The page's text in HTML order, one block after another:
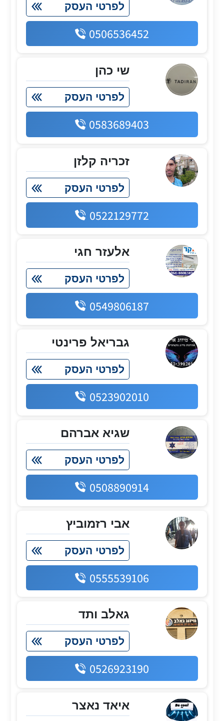
לפרטי העסק
0506536452
שי כהן
לפרטי העסק
0583689403
זכריה קלזן
לפרטי העסק
0522129772
אלעזר חגי
לפרטי העסק
0549806187
גבריאל פרינטי
לפרטי העסק
0523902010
שגיא אברהם
לפרטי העסק
0508890914
אבי רזמוביץ
לפרטי העסק
0555539106
גאלב ותד
לפרטי העסק
0526923190
איאד נאצר